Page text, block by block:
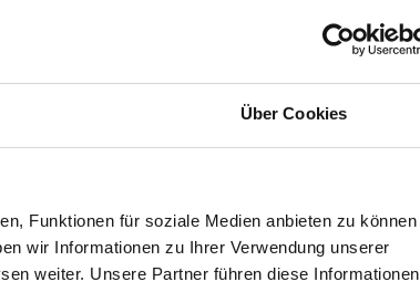
Über Cookies
Funktionen für soziale Medien anbieten zu können
wir Informationen zu Ihrer Verwendung unserer
weiter. Unsere Partner führen diese Informationen